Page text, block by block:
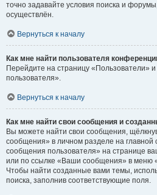
точно задавайте условия поиска и
осуществлён.
Вернуться к началу
Как мне найти пользователя
Перейдите на страницу «Пользователи»
пользователя».
Вернуться к началу
Как мне найти свои сообщения и
Вы можете найти свои сообщения,
сообщения» в личном разделе на главной
сообщения пользователя» на странице
или по ссылке «Ваши сообщения» в меню
Чтобы найти созданные вами темы,
поиска, заполнив соответствующие поля.